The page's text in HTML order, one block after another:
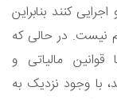
کنند بنابراین
نیست. در حالی که
مالیاتی و
با وجود نزدیک به